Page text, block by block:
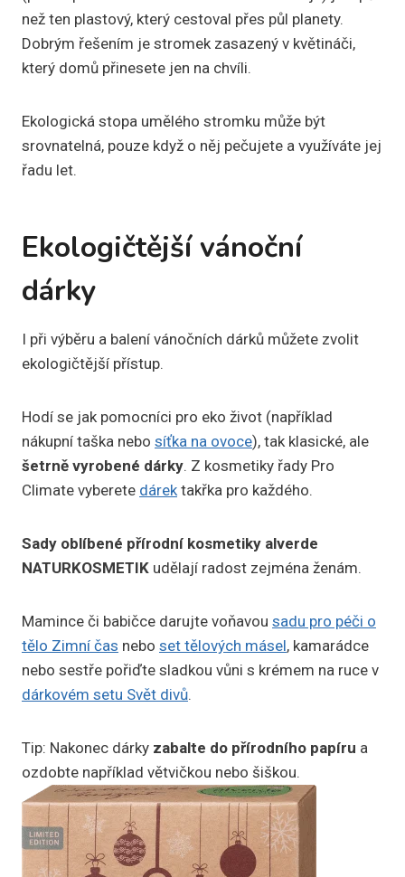
než ten plastový, který cestoval přes půl planety.
Dobrým řešením je stromek zasazený v květináči,
který domů přinesete jen na chvíli.
Ekologická stopa umělého stromku může být
srovnatelná, pouze když o něj pečujete a využíváte jej
řadu let.
Ekologičtější vánoční
dárky
I při výběru a balení vánočních dárků můžete zvolit
ekologičtější přístup.
Hodí se jak pomocníci pro eko život (například
nákupní taška nebo síťka na ovoce), tak klasické, ale
šetrně vyrobené dárky. Z kosmetiky řady Pro
Climate vyberete dárek takřka pro každého.
Sady oblíbené přírodní kosmetiky alverde
NATURKOSMETIK udělají radost zejména ženám.
Mamince či babičce darujte voňavou sadu pro péči o
tělo Zimní čas nebo set tělových másel, kamarádce
nebo sestře pořiďte sladkou vůni s krémem na ruce v
dárkovém setu Svět divů.
Tip: Nakonec dárky zabalte do přírodního papíru a
ozdobte například větvičkou nebo šiškou.